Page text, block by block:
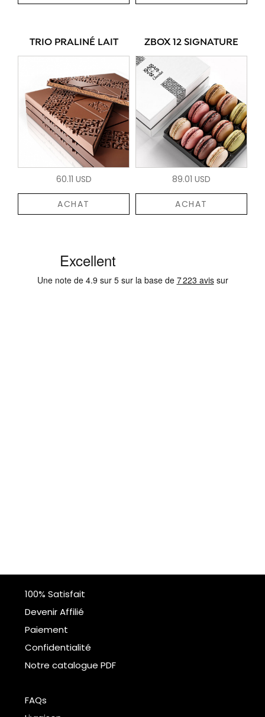
TRIO PRALINÉ LAIT
60.11 USD
ACHAT
ZBOX 12 SIGNATURE
89.01 USD
ACHAT
100% Satisfait
Devenir Affilié
Paiement
Confidentialité
Notre catalogue PDF
FAQs